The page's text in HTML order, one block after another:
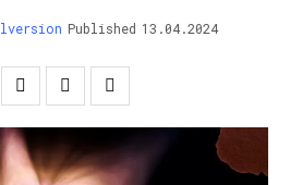
Published 13.04.2024